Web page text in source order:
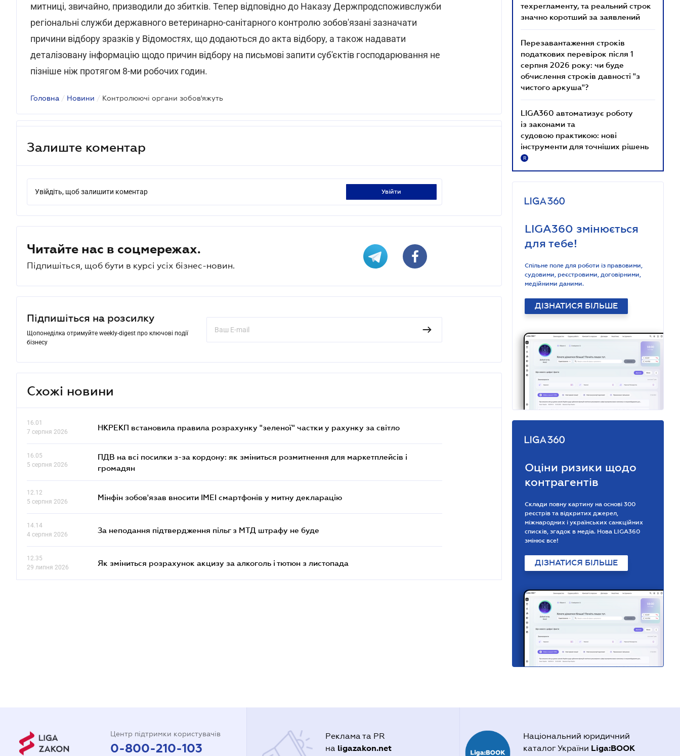
митниці, звичайно, призводили до збитків. Тепер відповідно до Наказу Держпродспоживслужби
регіональні служби державного ветеринарно-санітарного контролю зобов'язані зазначати
причини відбору зразків у Відомостях, що додаються до акта відбору, а також надавати
деталізовану інформацію щодо причин відбору на письмові запити суб'єктів господарювання не
пізніше ніж протягом 8-ми робочих годин.
Головна / Новини / Контролюючі органи зобов'яжуть
Залиште коментар
Увійдіть, щоб залишити коментар увійти
Читайте нас в соцмережах.
Підпишіться, щоб бути в курсі усіх бізнес-новин.
Підпишіться на розсилку
Щопонеділка отримуйте weekly-digest про ключові події
бізнесу
Схожі новини
16.01
7 серпня 2026
НКРЕКП встановила правила розрахунку "зеленої" частки у рахунку за світло
16.05
5 серпня 2026
ПДВ на всі посилки з-за кордону: як зміниться розмитнення для маркетплейсів і
громадян
12.12
5 серпня 2026
Мінфін зобов'язав вносити IMEI смартфонів у митну декларацію
14.14
4 серпня 2026
За неподання підтвердження пільг з МТД штрафу не буде
12.35
29 липня 2026
Як зміниться розрахунок акцизу за алкоголь і тютюн з листопада
техрегламенту, та реальний строк
значно коротший за заявлений
Перезавантаження строків
податкових перевірок після 1
серпня 2026 року: чи буде
обчислення строків давності "з
чистого аркуша"?
LIGA360 автоматизує роботу
із законами та
судовою практикою: нові
інструменти для точніших рішень
R
LIGA360 змінюється
для тебе!
Спільне поле для роботи із правовими,
судовими, реєстровими, договірними,
медійними даними.
ДІЗНАТИСЯ БІЛЬШЕ
Оціни ризики щодо
контрагентів
Склади повну картину на основі 300
реєстрів та відкритих джерел,
міжнародних і українських санкційних
списків, згадок в медіа. Нова LIGA360
змінює все!
ДІЗНАТИСЯ БІЛЬШЕ
Центр підтримки користувачів
0-800-210-103
Реклама та PR
на ligazakon.net
Національний юридичний
каталог України Liga:BOOK